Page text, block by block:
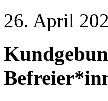
26. April